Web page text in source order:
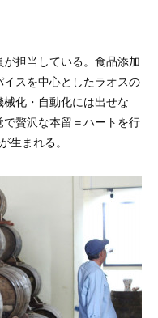
担当している。食品添加
スを中心としたラオスの
化・自動化には出せな
贅沢な本留＝ハートを行
生まれる。